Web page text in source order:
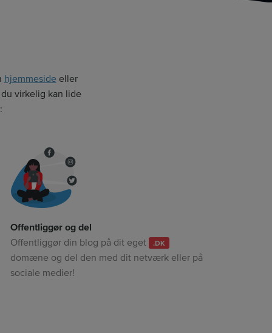
hjemmeside eller
virkelig kan lide
Offentliggør og del
Offentliggør din blog på dit eget
.DK
domæne og del den med dit netværk eller på
sociale medier!